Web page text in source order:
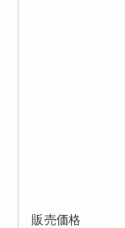
販売価格